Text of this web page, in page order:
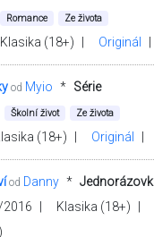
Romance Ze života
Klasika (18+) Originál
od Myio * Série
Školní život Ze života
(18+) Originál
od Danny *
Klasika (18+)